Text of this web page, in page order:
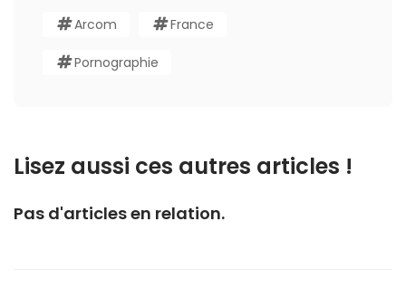
Arcom France
Pornographie
Lisez aussi ces autres articles !
Pas d'articles en relation.